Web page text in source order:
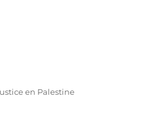
en Palestine